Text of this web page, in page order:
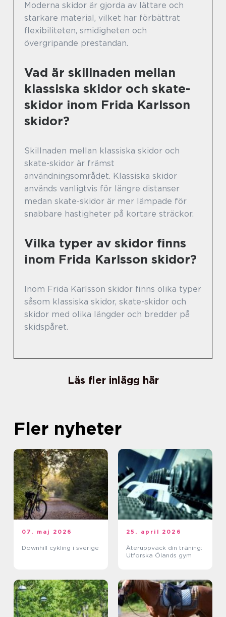
Moderna skidor är gjorda av lättare och
starkare material, vilket har förbättrat
flexibiliteten, smidigheten och
övergripande prestandan.
Vad är skillnaden mellan
klassiska skidor och skate-
skidor inom Frida Karlsson
skidor?
Skillnaden mellan klassiska skidor och
skate-skidor är främst
användningsområdet. Klassiska skidor
används vanligtvis för längre distanser
medan skate-skidor är mer lämpade för
snabbare hastigheter på kortare sträckor.
Vilka typer av skidor finns
inom Frida Karlsson skidor?
Inom Frida Karlsson skidor finns olika typer
såsom klassiska skidor, skate-skidor och
skidor med olika längder och bredder på
skidspåret.
Läs fler inlägg här
Fler nyheter
07. maj 2026
Downhill cykling i sverige
25. april 2026
Återuppväck din träning:
Utforska Ölands gym